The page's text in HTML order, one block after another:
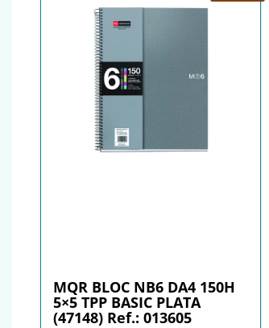
MQR BLOC NB6 DA4 150H
5×5 TPP BASIC PLATA
(47148) Ref.: 013605